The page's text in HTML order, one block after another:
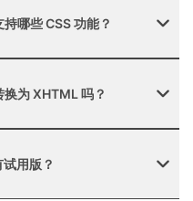
哪些 CSS 功能？
为 XHTML 吗？
用版？